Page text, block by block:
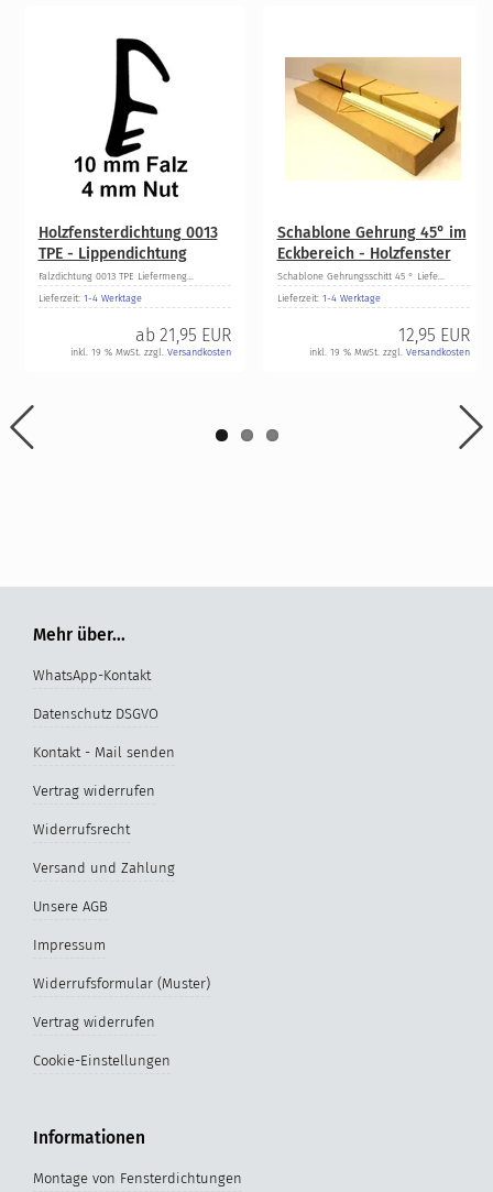
Holzfensterdichtung 0013
TPE - Lippendichtung
Falzdichtung 0013 TPE Liefermeng...
Lieferzeit: 1-4 Werktage
ab 21,95 EUR
inkl. 19 % MwSt. zzgl. Versandkosten
Schablone Gehrung 45° im
Eckbereich - Holzfenster
Schablone Gehrungsschitt 45 ° Liefe...
Lieferzeit: 1-4 Werktage
12,95 EUR
inkl. 19 % MwSt. zzgl. Versandkosten
Mehr über...
WhatsApp-Kontakt
Datenschutz DSGVO
Kontakt - Mail senden
Vertrag widerrufen
Widerrufsrecht
Versand und Zahlung
Unsere AGB
Impressum
Widerrufsformular (Muster)
Vertrag widerrufen
Cookie-Einstellungen
Informationen
Montage von Fensterdichtungen